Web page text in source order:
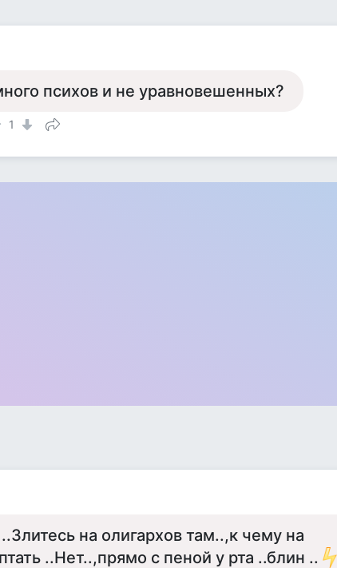
психов и не уравновешенных?
1
на олигархов там..,к чему на
..Нет..,прямо с пеной у рта ..блин ..